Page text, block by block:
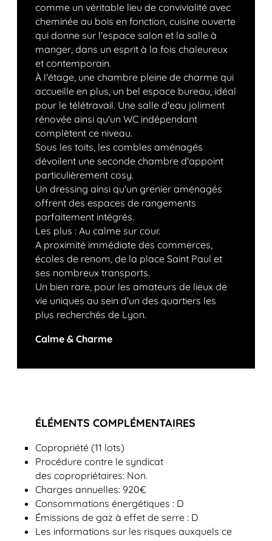
comme un véritable lieu de convivialité avec
cheminée au bois en fonction, cuisine ouverte
qui donne sur l'espace salon et la salle à
manger, dans un esprit à la fois chaleureux
et contemporain.
À l'étage, une chambre pleine de charme qui
accueille en plus, un bel espace bureau, idéal
pour le télétravail. Une salle d'eau joliment
rénovée ainsi qu'un WC indépendant
complètent ce niveau.
Sous les toits, les combles aménagés
dévoilent une seconde chambre d'appoint
particulièrement cosy.
Un dressing ainsi qu'un grenier aménagés
offrent des espaces de rangements
parfaitement intégrés.
Les plus : Au calme sur cour.
A proximité immédiate des commerces,
écoles de renom, de la place Saint Paul et
ses nombreux transports.
Un bien rare, pour les amateurs de lieux de
vie uniques au sein d'un des quartiers les
plus recherchés de Lyon.
Calme & Charme
ÉLÉMENTS COMPLÉMENTAIRES
Copropriété (11 lots)
Procédure contre le syndicat
des copropriétaires: Non.
Charges annuelles: 920€
Consommations énergétiques : D
Émissions de gaz à effet de serre : D
Les informations sur les risques auxquels ce